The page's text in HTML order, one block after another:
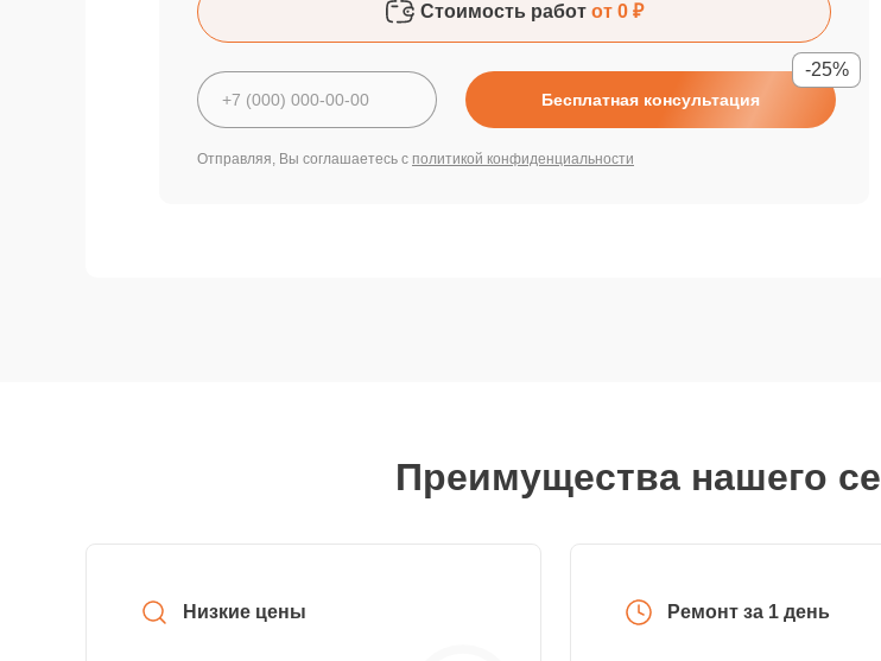
Стоимость работ от 0 ₽
Бесплатная консультация
-25%
Отправляя, Вы соглашаетесь с политикой конфиденциальности
Преимущества нашего
Низкие цены Ремонт за 1 день